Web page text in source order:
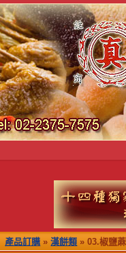
產品訂購 »漢餅類 » 03.椒鹽